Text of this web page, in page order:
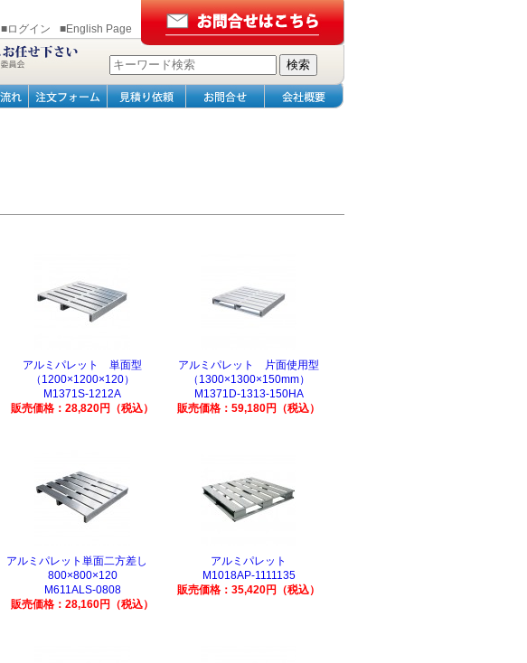
■ログイン ■English Page
アルミパレット 単面型
（1200×1200×120）
M1371S-1212A
販売価格：28,820円（税込）
アルミパレット 片面使用型
（1300×1300×150mm）
M1371D-1313-150HA
販売価格：59,180円（税込）
アルミパレット単面二方差し
800×800×120
M611ALS-0808
販売価格：28,160円（税込）
アルミパレット
M1018AP-1111135
販売価格：35,420円（税込）